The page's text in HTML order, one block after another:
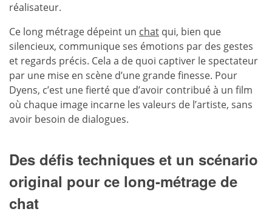
réalisateur.
Ce long métrage dépeint un chat qui, bien que
silencieux, communique ses émotions par des gestes
et regards précis. Cela a de quoi captiver le spectateur
par une mise en scène d’une grande finesse. Pour
Dyens, c’est une fierté que d’avoir contribué à un film
où chaque image incarne les valeurs de l’artiste, sans
avoir besoin de dialogues.
Des défis techniques et un scénario
original pour ce long-métrage de
chat